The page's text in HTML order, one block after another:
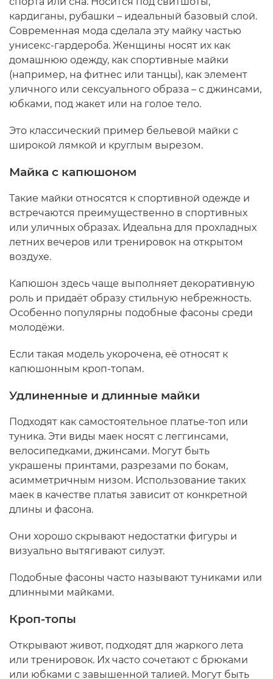
кардиганы, рубашки – идеальный базовый слой.
Современная мода сделала эту майку частью
унисекс-гардероба. Женщины носят их как
домашнюю одежду, как спортивные майки
(например, на фитнес или танцы), как элемент
уличного или сексуального образа – с джинсами,
юбками, под жакет или на голое тело.
Это классический пример бельевой майки с
широкой лямкой и круглым вырезом.
Майка с капюшоном
Такие майки относятся к спортивной одежде и
встречаются преимущественно в спортивных
или уличных образах. Идеальна для прохладных
летних вечеров или тренировок на открытом
воздухе.
Капюшон здесь чаще выполняет декоративную
роль и придаёт образу стильную небрежность.
Особенно популярны подобные фасоны среди
молодёжи.
Если такая модель укорочена, её относят к
капюшонным кроп-топам.
Удлиненные и длинные майки
Подходят как самостоятельное платье-топ или
туника. Эти виды маек носят с леггинсами,
велосипедками, джинсами. Могут быть
украшены принтами, разрезами по бокам,
асимметричным низом. Использование таких
маек в качестве платья зависит от конкретной
длины и фасона.
Они хорошо скрывают недостатки фигуры и
визуально вытягивают силуэт.
Подобные фасоны часто называют туниками или
длинными майками.
Кроп-топы
Открывают живот, подходят для жаркого лета
или тренировок. Их часто сочетают с брюками
или юбками с завышенной талией. Могут быть